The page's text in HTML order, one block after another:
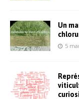
Un
5